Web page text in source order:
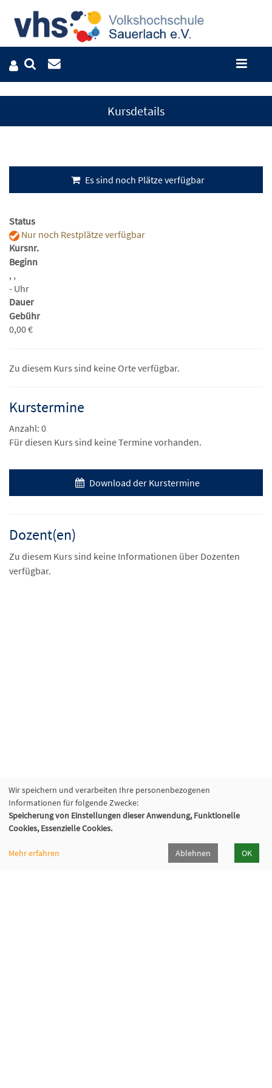
Kursdetails
Es sind noch Plätze verfügbar
Status
Nur noch Restplätze verfügbar
Kursnr.
Beginn
, ,
- Uhr
Dauer
Gebühr
0,00 €
Zu diesem Kurs sind keine Orte verfügbar.
Kurstermine
Anzahl: 0
Für diesen Kurs sind keine Termine vorhanden.
Download der Kurstermine
Dozent(en)
Zu diesem Kurs sind keine Informationen über Dozenten
verfügbar.
Wir speichern und verarbeiten Ihre personenbezogenen
Informationen für folgende Zwecke:
Speicherung von Einstellungen dieser Anwendung, Funktionelle
Cookies, Essenzielle Cookies.
Mehr erfahren Ablehnen OK